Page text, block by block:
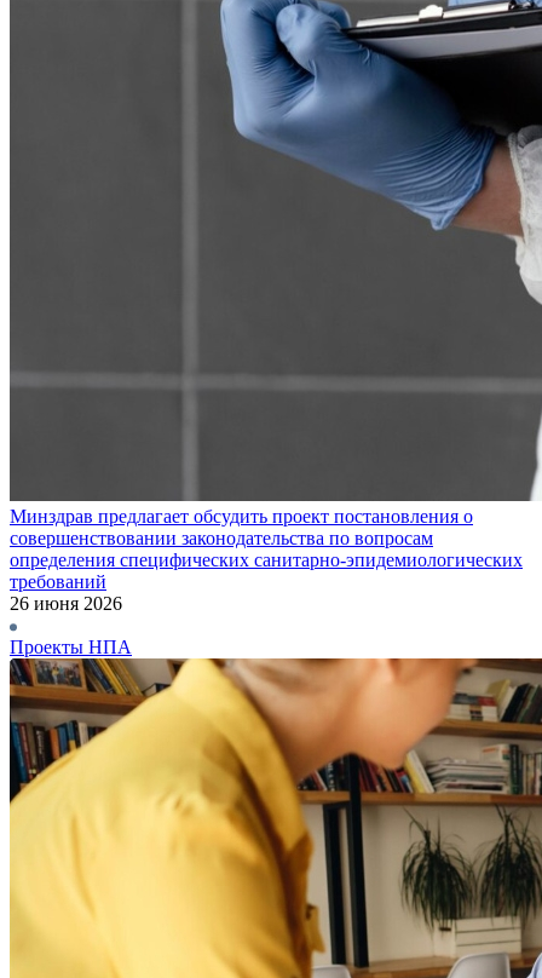
Минздрав предлагает обсудить проект постановления о
совершенствовании законодательства по вопросам
определения специфических санитарно-эпидемиологических
требований
26 июня 2026
Проекты НПА